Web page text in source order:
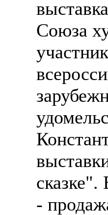
Союза
сказке".
-